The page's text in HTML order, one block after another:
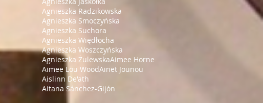
Agnieszka Radzikowska
Agnieszka Smoczyńska
Agnieszka Suchora
Agnieszka Więdłocha
Agnieszka Woszczyńska
Agnieszka ŻulewskaAimee Horne
Aimee Lou WoodAinet Jounou
Aislinn De'ath
Aitana Sánchez-Gijón